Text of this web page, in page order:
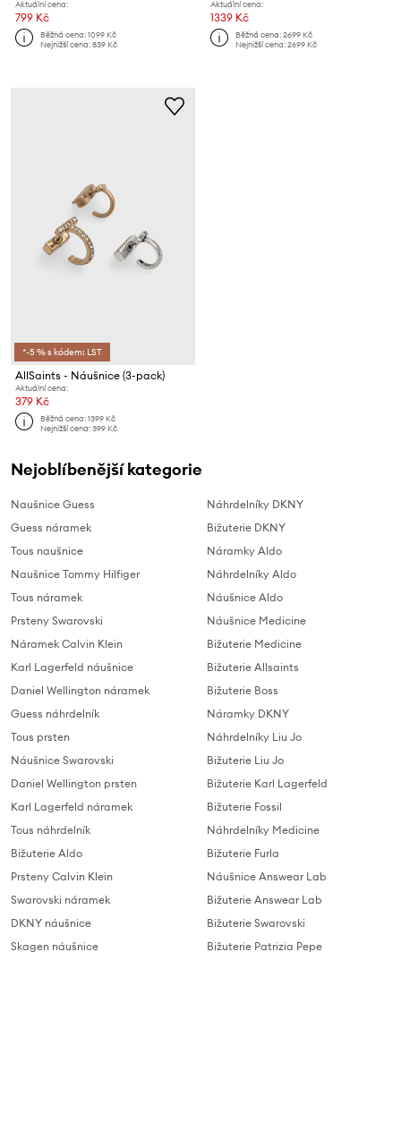
Aktuální cena:
799 Kč
Běžná cena:1099 Kč
Nejnižší cena:839 Kč
Aktuální cena:
1339 Kč
Běžná cena:2699 Kč
Nejnižší cena:2699 Kč
*-5 % s kódem: LST
AllSaints - Náušnice (3-pack)
Aktuální cena:
379 Kč
Běžná cena:1399 Kč
Nejnižší cena:399 Kč
Nejoblíbenější kategorie
Naušnice Guess
Guess náramek
Tous naušnice
Naušnice Tommy Hilfiger
Tous náramek
Prsteny Swarovski
Náramek Calvin Klein
Karl Lagerfeld náušnice
Daniel Wellington náramek
Guess náhrdelník
Tous prsten
Náušnice Swarovski
Daniel Wellington prsten
Karl Lagerfeld náramek
Tous náhrdelník
Bižuterie Aldo
Prsteny Calvin Klein
Swarovski náramek
DKNY náušnice
Skagen náušnice
Náhrdelníky DKNY
Bižuterie DKNY
Náramky Aldo
Náhrdelníky Aldo
Náušnice Aldo
Náušnice Medicine
Bižuterie Medicine
Bižuterie Allsaints
Bižuterie Boss
Náramky DKNY
Náhrdelníky Liu Jo
Bižuterie Liu Jo
Bižuterie Karl Lagerfeld
Bižuterie Fossil
Náhrdelníky Medicine
Bižuterie Furla
Náušnice Answear Lab
Bižuterie Answear Lab
Bižuterie Swarovski
Bižuterie Patrizia Pepe